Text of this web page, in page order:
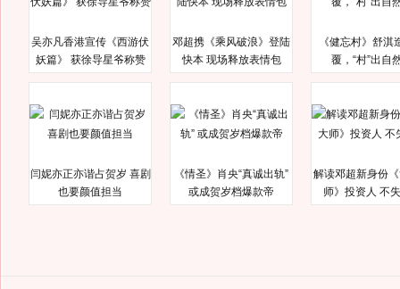
吴亦凡香港宣传《西游伏
妖篇》 获徐导星爷称赞
邓超携《乘风破浪》登陆
快本 现场释放表情包
《健忘村》舒淇
覆，“村”出自
闫妮亦正亦谐占贺岁 喜剧
也要颜值担当
《情圣》肖央“真诚出轨”
或成贺岁档爆款帝
解读邓超新身份
师》投资人 不